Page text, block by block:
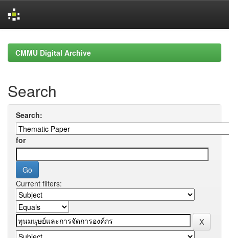
navigationCMMU Digital Archive
Search
Search:
for
Current filters: